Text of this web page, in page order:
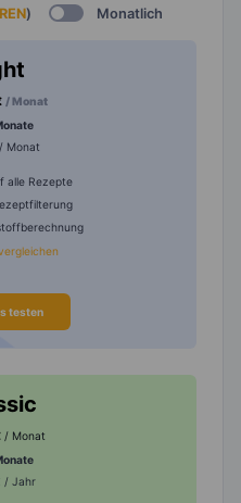
) Monatlich
/ Monat
Monat
alle Rezepte
testen
/ Monat
/ Jahr